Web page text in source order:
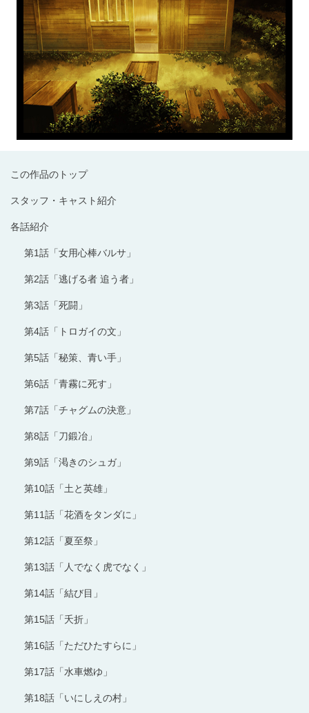
この作品のトップ
スタッフ・キャスト紹介
各話紹介
第1話「女用心棒バルサ」
第2話「逃げる者 追う者」
第3話「死闘」
第4話「トロガイの文」
第5話「秘策、青い手」
第6話「青霧に死す」
第7話「チャグムの決意」
第8話「刀鍛冶」
第9話「渇きのシュガ」
第10話「土と英雄」
第11話「花酒をタンダに」
第12話「夏至祭」
第13話「人でなく虎でなく」
第14話「結び目」
第15話「夭折」
第16話「ただひたすらに」
第17話「水車燃ゆ」
第18話「いにしえの村」